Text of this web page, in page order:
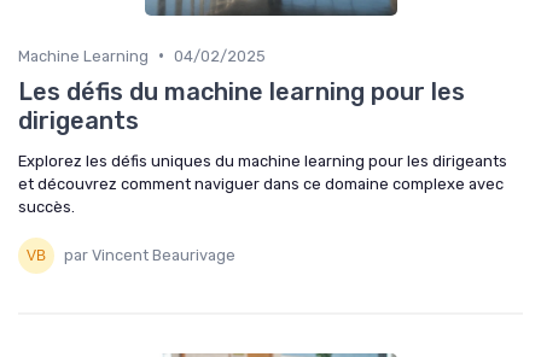
Machine Learning • 04/02/2025
Les défis du machine learning pour les
dirigeants
Explorez les défis uniques du machine learning pour les dirigeants
et découvrez comment naviguer dans ce domaine complexe avec
succès.
par Vincent Beaurivage